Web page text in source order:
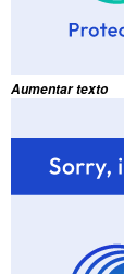
Aumentar texto